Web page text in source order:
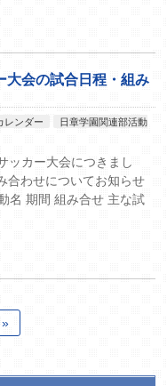
大会の試合日程・組み
レンダー
日章学園関連部活動
カー大会につきまし
合わせについてお知らせ
名 期間 組み合せ 主な試
»